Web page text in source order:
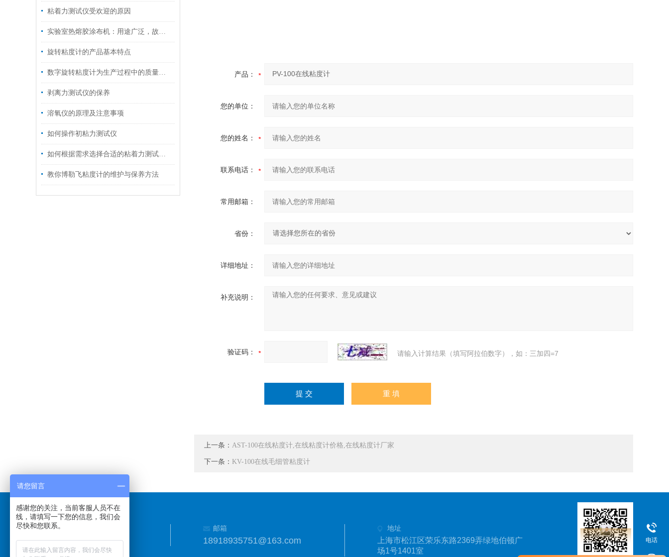
粘着力测试仪受欢迎的原因
实验室热熔胶涂布机：用途广泛，故障应对有方
旋转粘度计的产品基本特点
数字旋转粘度计为生产过程中的质量控制提供了强有力的支持
剥离力测试仪的保养
溶氧仪的原理及注意事项
如何操作初粘力测试仪
如何根据需求选择合适的粘着力测试仪？
教你博勒飞粘度计的维护与保养方法
产品：
您的单位：
您的姓名：
联系电话：
常用邮箱：
省份：
详细地址：
补充说明：
验证码： 请输入计算结果（填写阿拉伯数字），如：三加四=7
上一条： AST-100在线粘度计,在线粘度计价格,在线粘度计厂家
下一条： KV-100在线毛细管粘度计
邮箱
18918935751@163.com
地址
上海市松江区荣乐东路2369弄绿地伯顿广
场1号1401室
电话
请您留言
感谢您的关注，当前客服人员不在
线，请填写一下您的信息，我们会
尽快和您联系。